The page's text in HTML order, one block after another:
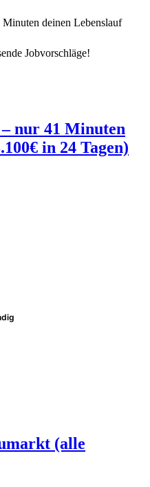
deinen Lebenslauf
Jobvorschläge!
nur 41 Minuten
in 24 Tagen)
(alle